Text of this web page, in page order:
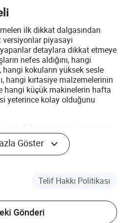
ilk dikkat dalgasından
piyasayı
detaylara dikkat etmeye
nefes aldığını, hangi
hangi kokuların yüksek sesle
hangi kırtasiye malzemelerinin
hangi küçük makinelerin hafta
yeterince kolay olduğunu
İkinci dalga, neyi tutmaya
sadece övgü için değil,
genellikle baştan beri var
değil, sakin hissettirecek.
Gerçek sinyal, insanların
hayal edebilmesi ve şaka,
Göster
Telif Hakkı Politikası
Gönderi